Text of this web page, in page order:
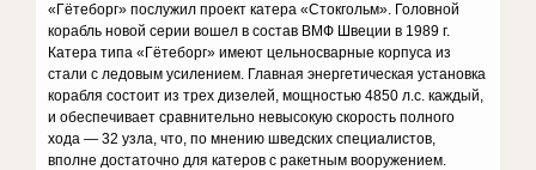
«Гётеборг» послужил проект катера «Стокгольм». Головной
корабль новой серии вошел в состав ВМФ Швеции в 1989 г.
Катера типа «Гётеборг» имеют цельносварные корпуса из
стали с ледовым усилением. Главная энергетическая установка
корабля состоит из трех дизелей, мощностью 4850 л.с. каждый,
и обеспечивает сравнительно невысокую скорость полного
хода — 32 узла, что, по мнению шведских специалистов,
вполне достаточно для катеров с ракетным вооружением.